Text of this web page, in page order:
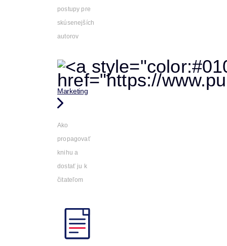
postupy pre
skúsenejších
autorov
Marketing
Ako
propagovať
knihu a
dostať ju k
čitateľom